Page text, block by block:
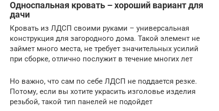
Односпальная кровать – хороший вариант для
дачи
Кровать из ЛДСП своими руками – универсальная
конструкция для загородного дома. Такой элемент не
займет много места, не требует значительных усилий
при сборке, отлично послужит в течение многих лет
Но важно, что сам по себе ЛДСП не поддается резке.
Потому, если вы хотите украсить изголовье изделия
резьбой, такой тип панелей не подойдет